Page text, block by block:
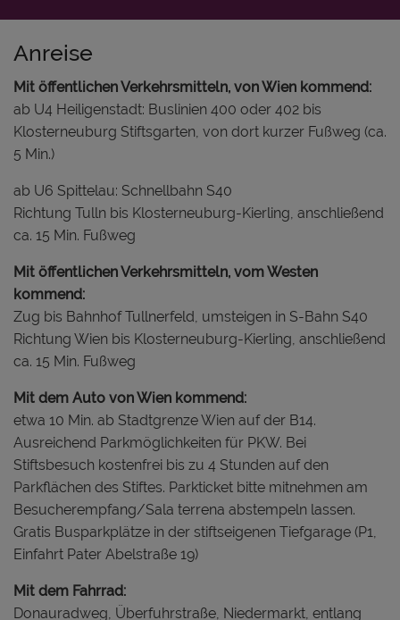
Anreise
Mit öffentlichen Verkehrsmitteln, von Wien kommend:
ab U4 Heiligenstadt: Buslinien 400 oder 402 bis
Klosterneuburg Stiftsgarten, von dort kurzer Fußweg (ca.
5 Min.)
ab U6 Spittelau: Schnellbahn S40
Richtung Tulln bis Klosterneuburg-Kierling, anschließend
ca. 15 Min. Fußweg
Mit öffentlichen Verkehrsmitteln, vom Westen
kommend:
Zug bis Bahnhof Tullnerfeld, umsteigen in S-Bahn S40
Richtung Wien bis Klosterneuburg-Kierling, anschließend
ca. 15 Min. Fußweg
Mit dem Auto von Wien kommend:
etwa 10 Min. ab Stadtgrenze Wien auf der B14.
Ausreichend Parkmöglichkeiten für PKW. Bei
Stiftsbesuch kostenfrei bis zu 4 Stunden auf den
Parkflächen des Stiftes. Parkticket bitte mitnehmen am
Besucherempfang/Sala terrena abstempeln lassen.
Gratis Busparkplätze in der stiftseigenen Tiefgarage (P1,
Einfahrt Pater Abelstraße 19)
Mit dem Fahrrad:
Donauradweg, Überfuhrstraße, Niedermarkt, entlang